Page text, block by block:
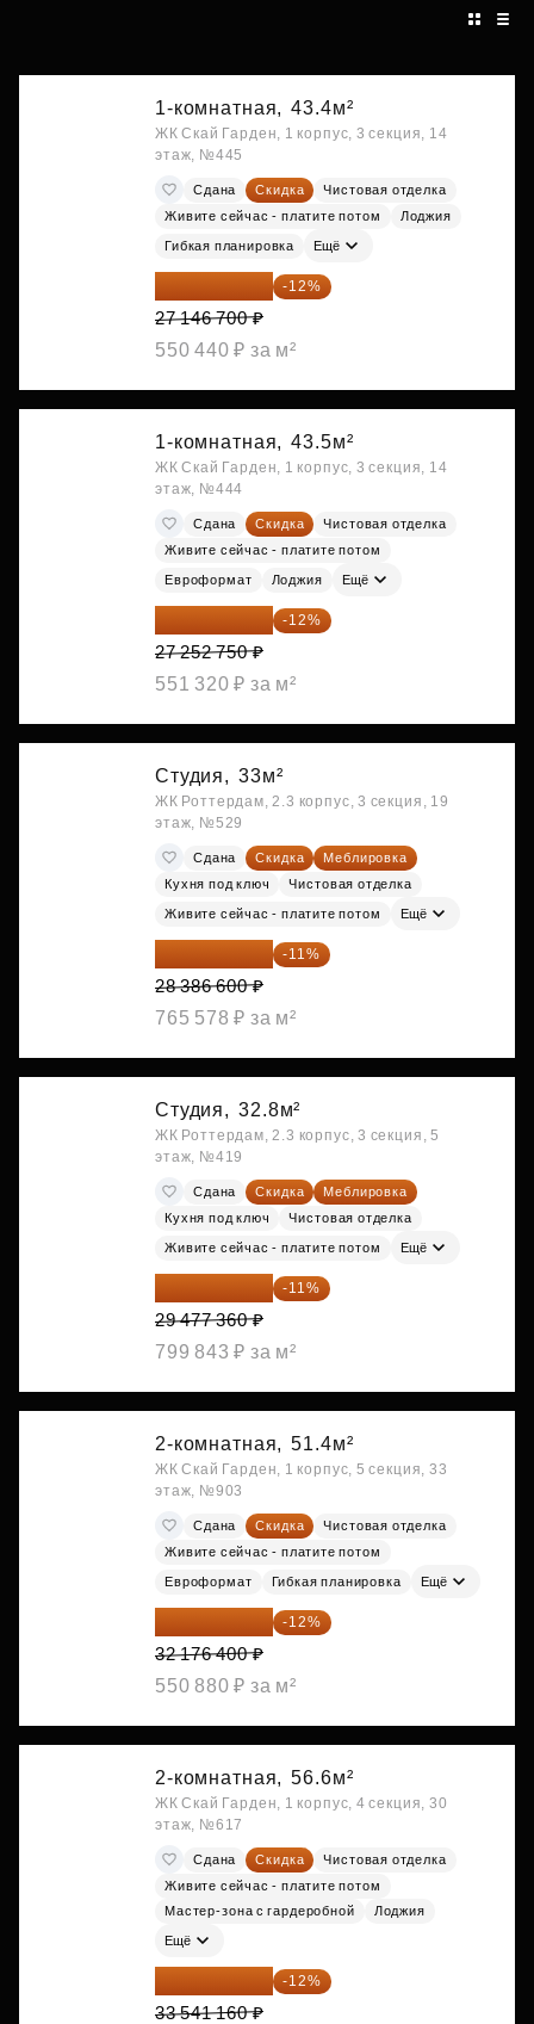
1-комнатная, 43.4м²
ЖК Скай Гарден, 1 корпус, 3 секция, 14
этаж, №445
Сдана Скидка
Чистовая отделка
Живите сейчас - платите потом
Лоджия
Гибкая планировка Ещё
23 889 096 ₽ -12%
27 146 700 ₽
550 440 ₽ за м²
1-комнатная, 43.5м²
ЖК Скай Гарден, 1 корпус, 3 секция, 14
этаж, №444
Сдана Скидка
Чистовая отделка
Живите сейчас - платите потом
Евроформат Лоджия Ещё
23 982 420 ₽ -12%
27 252 750 ₽
551 320 ₽ за м²
Студия, 33м²
ЖК Роттердам, 2.3 корпус, 3 секция, 19
этаж, №529
Сдана Скидка
Меблировка
Кухня под ключ
Чистовая отделка
Живите сейчас - платите потом Ещё
25 264 074 ₽ -11%
28 386 600 ₽
765 578 ₽ за м²
Студия, 32.8м²
ЖК Роттердам, 2.3 корпус, 3 секция, 5
этаж, №419
Сдана Скидка
Меблировка
Кухня под ключ
Чистовая отделка
Живите сейчас - платите потом Ещё
26 234 850 ₽ -11%
29 477 360 ₽
799 843 ₽ за м²
2-комнатная, 51.4м²
ЖК Скай Гарден, 1 корпус, 5 секция, 33
этаж, №903
Сдана Скидка
Чистовая отделка
Живите сейчас - платите потом
Евроформат Гибкая планировка Ещё
28 315 232 ₽ -12%
32 176 400 ₽
550 880 ₽ за м²
2-комнатная, 56.6м²
ЖК Скай Гарден, 1 корпус, 4 секция, 30
этаж, №617
Сдана Скидка
Чистовая отделка
Живите сейчас - платите потом
Мастер-зона с гардеробной
Лоджия
Ещё
29 516 221 ₽ -12%
33 541 160 ₽